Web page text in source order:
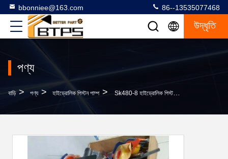
bbonniee@163.com 86--13535077468
উদ্ধৃতি
পণ্য
বাড়ি > পণ্য > হাইড্রোলিক পিস্টন পাম্প > Sk480-8 হাইড্রোলিক পিস্টন পাম্প LS10V00016F4 LS10V00016F3 LS10V00016F2 LS10V00016F1 K5V200DPH